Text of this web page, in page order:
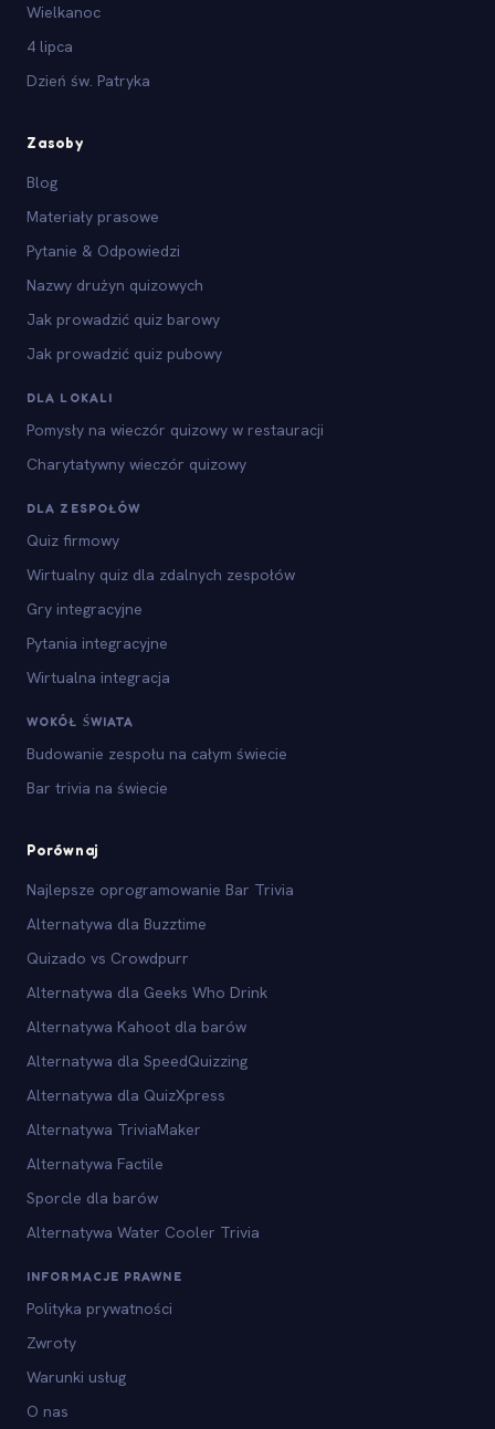
Wielkanoc
4 lipca
Dzień św. Patryka
Zasoby
Blog
Materiały prasowe
Pytanie & Odpowiedzi
Nazwy drużyn quizowych
Jak prowadzić quiz barowy
Jak prowadzić quiz pubowy
DLA LOKALI
Pomysły na wieczór quizowy w restauracji
Charytatywny wieczór quizowy
DLA ZESPOŁÓW
Quiz firmowy
Wirtualny quiz dla zdalnych zespołów
Gry integracyjne
Pytania integracyjne
Wirtualna integracja
WOKÓŁ ŚWIATA
Budowanie zespołu na całym świecie
Bar trivia na świecie
Porównaj
Najlepsze oprogramowanie Bar Trivia
Alternatywa dla Buzztime
Quizado vs Crowdpurr
Alternatywa dla Geeks Who Drink
Alternatywa Kahoot dla barów
Alternatywa dla SpeedQuizzing
Alternatywa dla QuizXpress
Alternatywa TriviaMaker
Alternatywa Factile
Sporcle dla barów
Alternatywa Water Cooler Trivia
INFORMACJE PRAWNE
Polityka prywatności
Zwroty
Warunki usług
O nas